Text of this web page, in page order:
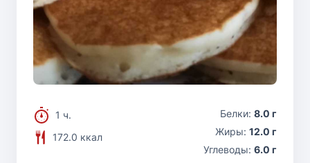
1 ч.
172.0 ккал
Белки: 8.0 г
Жиры: 12.0 г
Углеводы: 6.0 г